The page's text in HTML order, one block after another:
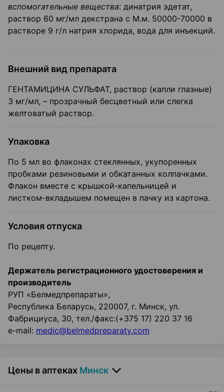
вспомогательные вещества: динатрия эдетат,
раствор 60 мг/мл декстрана с М.м. 50000-70000 в
растворе 9 г/л натрия хлорида, вода для инъекций.
Внешний вид препарата
ГЕНТАМИЦИНА СУЛЬФАТ, раствор (капли глазные)
3 мг/мл, – прозрачный бесцветный или слегка
желтоватый раствор.
Упаковка
По 5 мл во флаконах стеклянных, укупоренных
пробками резиновыми и обкатанных колпачками.
Флакон вместе с крышкой-капельницей и
листком-вкладышем помещен в пачку из картона.
Условия отпуска
По рецепту.
Держатель регистрационного удостоверения и
производитель
РУП «Белмедпрепараты»,
Республика Беларусь, 220007, г. Минск, ул.
Фабрициуса, 30, тел./факс:(+375 17) 220 37 16
e-mail: medic@belmedpreparaty.com
Цены в аптеках Минск